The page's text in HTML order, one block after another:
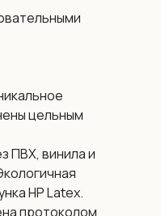
цельным
ПВХ, винила и
HP Latex.
протоколом